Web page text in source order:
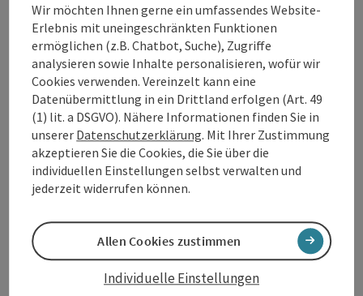
Kontakt
Öffnungszeiten
Anreise/Lage
Eignung
Barrierefreiheit
Wir möchten Ihnen gerne ein umfassendes Website-
Erlebnis mit uneingeschränkten Funktionen
ermöglichen (z.B. Chatbot, Suche), Zugriffe
analysieren sowie Inhalte personalisieren, wofür wir
Cookies verwenden. Vereinzelt kann eine
Datenübermittlung in ein Drittland erfolgen (Art. 49
(1) lit. a DSGVO). Nähere Informationen finden Sie in
unserer Datenschutzerklärung. Mit Ihrer Zustimmung
akzeptieren Sie die Cookies, die Sie über die
individuellen Einstellungen selbst verwalten und
jederzeit widerrufen können.
Individuelle Einstellungen
Allen Cookies zustimmen